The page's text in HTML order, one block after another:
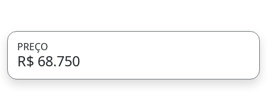
PREÇO
R$ 68.750